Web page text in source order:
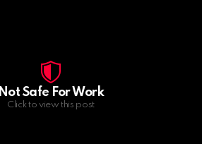
Not Safe For Work
Click to view this post